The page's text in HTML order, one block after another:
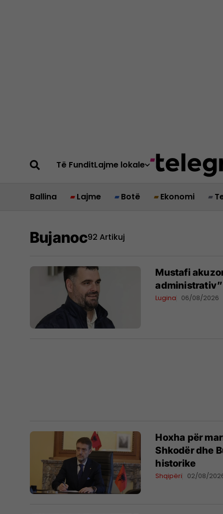
Të FunditLajme lokale
Ballina Lajme Botë Ekonomi
Bujanoc92 Artikuj
Mustafi
Lugina 06/08/2026
Hoxha për
Shkodër dhe
historike
Shqipëri 02/08/